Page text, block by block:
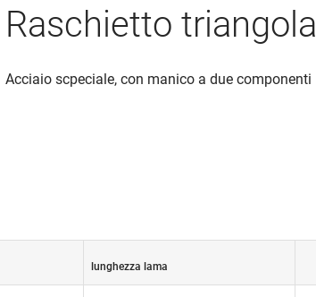
Raschietto
Acciaio scpeciale, con manico a due componenti
lunghezza lama